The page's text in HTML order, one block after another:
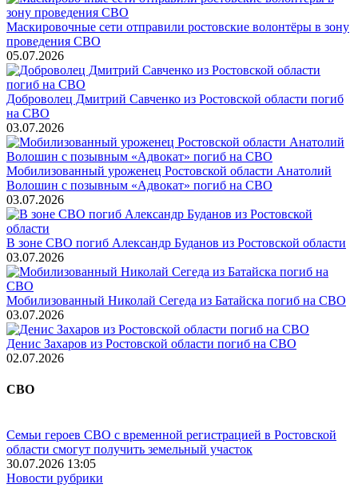
Маскировочные сети отправили ростовские волонтёры в зону
проведения СВО
05.07.2026
Доброволец Дмитрий Савченко из Ростовской области погиб
на СВО
03.07.2026
Мобилизованный уроженец Ростовской области Анатолий
Волошин с позывным «Адвокат» погиб на СВО
03.07.2026
В зоне СВО погиб Александр Буданов из Ростовской области
03.07.2026
Мобилизованный Николай Сегеда из Батайска погиб на СВО
03.07.2026
Денис Захаров из Ростовской области погиб на СВО
02.07.2026
СВО
Семьи героев СВО с временной регистрацией в Ростовской
области смогут получить земельный участок
30.07.2026 13:05
Новости рубрики